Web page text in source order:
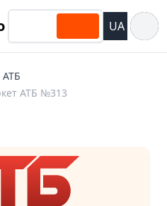
UA
АТБ №313